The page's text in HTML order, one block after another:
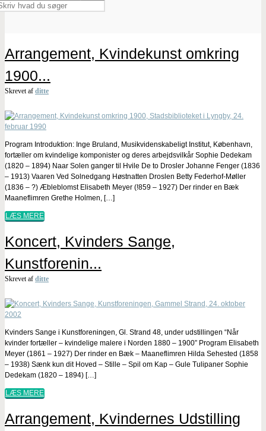
Arrangement, Kvindekunst omkring
1900...
Skrevet af ditte
Program Introduktion: Inge Bruland, Musikvidenskabeligt Institut, København,
fortæller om kvindelige komponister og deres arbejdsvilkår Sophie Dedekam
(1820 – 1894) Naar Solen ganger til Hvile De to Drosler Johanne Fenger (1836
– 1913) Vaaren Ved Solnedgang Høstnatten Droslen Betty Federhof-Møller
(1836 – ?) Æbleblomst Elisabeth Meyer (!859 – 1927) Der rinder en Bæk
Maaneflimren Grethe Holmen, […]
LÆS MERE
Koncert, Kvinders Sange,
Kunstforenin...
Skrevet af ditte
Kvinders Sange i Kunstforeningen, Gl. Strand 48, under udstillingen “Når
kvinder fortæller – kvindelige malere i Norden 1880 – 1900” Program Elisabeth
Meyer (1861 – 1927) Der rinder en Bæk – Maaneflimren Hilda Sehested (1858
– 1938) Sænk kun dit Hoved – Stille – Spil om Kap – Gule Tulipaner Sophie
Dedekam (1820 – 1894) […]
LÆS MERE
Arrangement, Kvindernes Udstilling